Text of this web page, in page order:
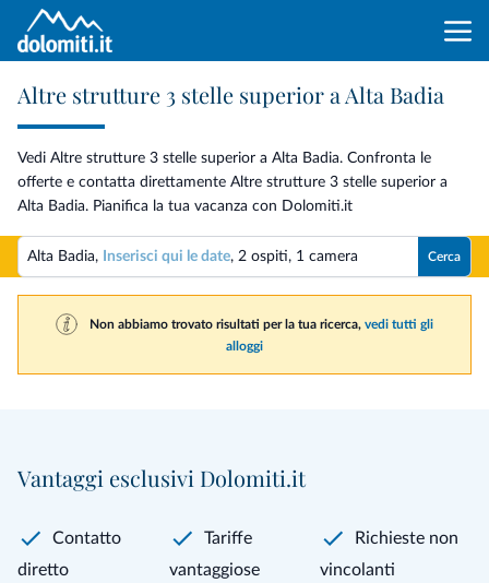
Altre strutture 3 stelle superior a Alta Badia
Vedi Altre strutture 3 stelle superior a Alta Badia. Confronta le
offerte e contatta direttamente Altre strutture 3 stelle superior a
Alta Badia. Pianifica la tua vacanza con Dolomiti.it
Alta Badia, Inserisci qui le date, 2 ospiti, 1 camera Cerca
Non abbiamo trovato risultati per la tua ricerca, vedi tutti gli
alloggi
Vantaggi esclusivi Dolomiti.it
Contatto
diretto
Tariffe
vantaggiose
Richieste non
vincolanti